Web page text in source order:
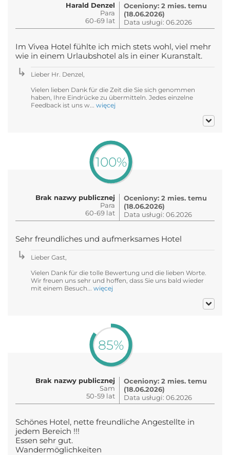
Harald Denzel
Para
60-69 lat
Oceniony: 2 mies. temu
(18.06.2026)
Data usługi: 06.2026
Im Vivea Hotel fühlte ich mich stets wohl, viel mehr
wie in einem Urlaubshotel als in einer Kuranstalt.
Lieber Hr. Denzel,
Vielen lieben Dank für die Zeit die Sie sich genommen
haben, Ihre Eindrücke zu übermitteln. Jedes einzelne
Feedback ist uns w... więcej
100%
Brak nazwy publicznej
Para
60-69 lat
Oceniony: 2 mies. temu
(18.06.2026)
Data usługi: 06.2026
Sehr freundliches und aufmerksames Hotel
Lieber Gast,
Vielen Dank für die tolle Bewertung und die lieben Worte.
Wir freuen uns sehr und hoffen, dass Sie uns bald wieder
mit einem Besuch... więcej
85%
Brak nazwy publicznej
Sam
50-59 lat
Oceniony: 2 mies. temu
(18.06.2026)
Data usługi: 06.2026
Schönes Hotel, nette freundliche Angestellte in
jedem Bereich !!!
Essen sehr gut.
Wandermöglichkeiten